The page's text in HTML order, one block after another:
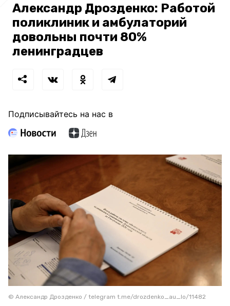
Александр Дрозденко: Работой
поликлиник и амбулаторий
довольны почти 80%
ленинградцев
Подписывайтесь на нас в
© Александр Дрозденко / telegram t.me/drozdenko_au_lo/11482